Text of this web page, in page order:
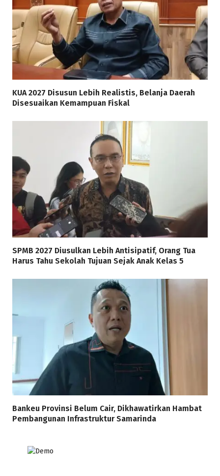
KUA 2027 Disusun Lebih Realistis, Belanja Daerah
Disesuaikan Kemampuan Fiskal
SPMB 2027 Diusulkan Lebih Antisipatif, Orang Tua
Harus Tahu Sekolah Tujuan Sejak Anak Kelas 5
Bankeu Provinsi Belum Cair, Dikhawatirkan Hambat
Pembangunan Infrastruktur Samarinda